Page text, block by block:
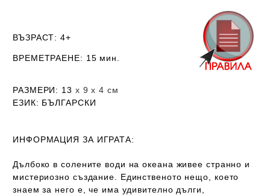
ВЪЗРАСТ: 4+
ВРЕМЕТРАЕНЕ: 15 мин.
РАЗМЕРИ: 13 х 9 х 4 см
ЕЗИК: БЪЛГАРСКИ
ИНФОРМАЦИЯ ЗА ИГРАТА:
Дълбоко в солените води на океана живее странно и
мистериозно създание. Единственото нещо, което
знаем за него е, че има удивително дълги,